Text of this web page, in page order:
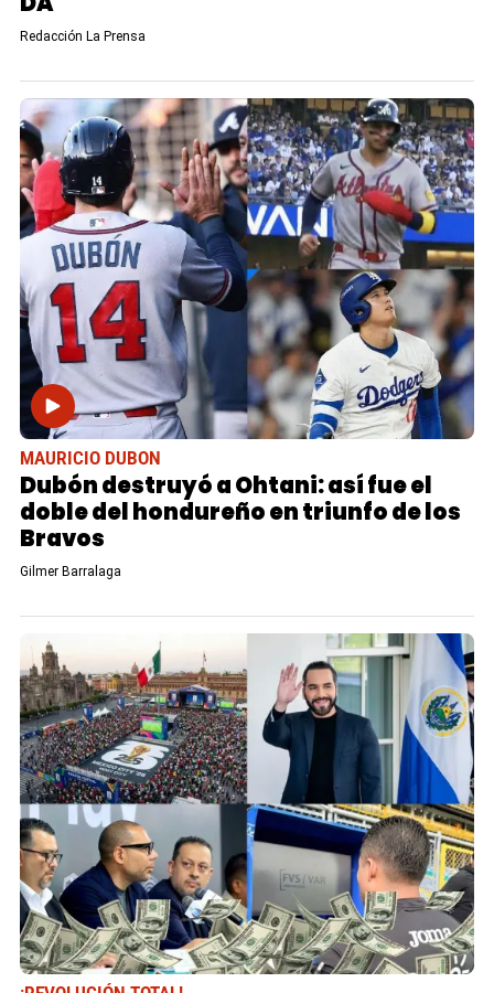
Redacción La Prensa
MAURICIO DUBON
Dubón destruyó a Ohtani: así fue el
doble del hondureño en triunfo de los
Bravos
Gilmer Barralaga